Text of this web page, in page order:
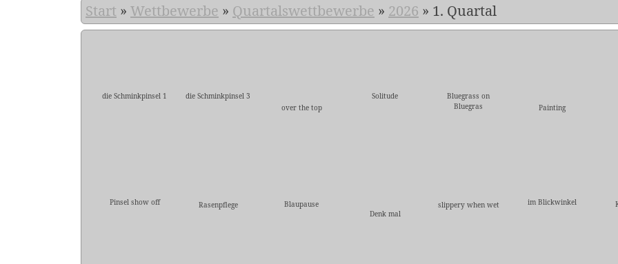
Start » Wettbewerbe » Quartalswettbewerbe » 2026 » 1. Quartal
die Schminkpinsel 1
die Schminkpinsel 3
over the top
Solitude
Bluegrass on
Bluegras
Painting
Pinsel show off Rasenpflege
Blaupause
Denk mal
slippery when wet im Blickwinkel